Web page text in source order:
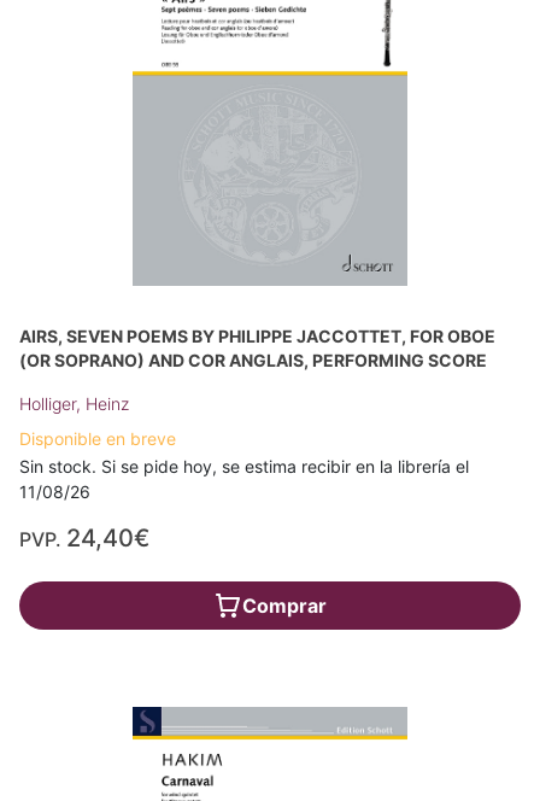
AIRS, SEVEN POEMS BY PHILIPPE JACCOTTET, FOR OBOE
(OR SOPRANO) AND COR ANGLAIS, PERFORMING SCORE
Holliger, Heinz
Disponible en breve
Sin stock. Si se pide hoy, se estima recibir en la librería el
11/08/26
PVP. 24,40€
Comprar